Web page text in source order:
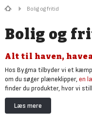
Bolig og fritid
Bolig og
Alt til haven,
Hos Bygma tilbyder vi et
om du søger plæneklipper,en
finder du produkter, hvor vi
Du finder også
andet udstyr dine
Læs mere